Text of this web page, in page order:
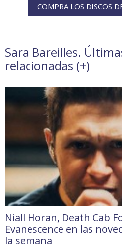
COMPRA LOS DISCOS
Sara Bareilles.
relacionadas (+)
Niall Horan, Death Cab
Evanescence en las
la semana